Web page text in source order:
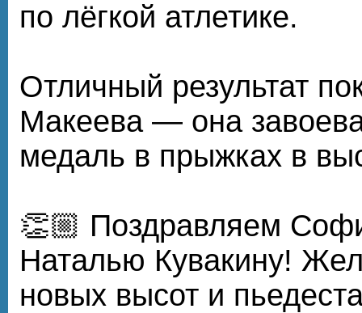
по лёгкой атлетике.
Отличный результат
Макеева — она
медаль в прыжках в
👏🏼 Поздравляем
Наталью Кувакину!
новых высот и